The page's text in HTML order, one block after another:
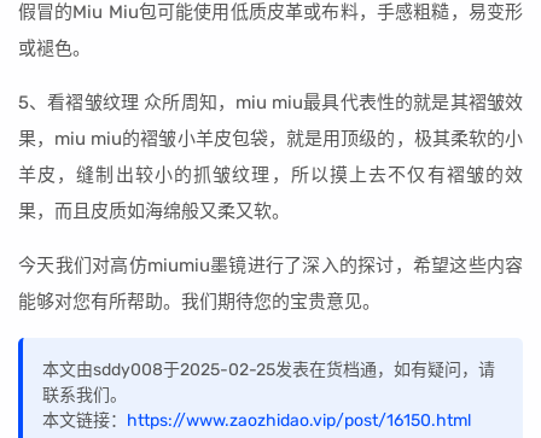
假冒的Miu Miu包可能使用低质皮革或布料，手感粗糙，易变形
或褪色。
5、看褶皱纹理 众所周知，miu miu最具代表性的就是其褶皱效
果，miu miu的褶皱小羊皮包袋，就是用顶级的，极其柔软的小
羊皮，缝制出较小的抓皱纹理，所以摸上去不仅有褶皱的效
果，而且皮质如海绵般又柔又软。
今天我们对高仿miumiu墨镜进行了深入的探讨，希望这些内容
能够对您有所帮助。我们期待您的宝贵意见。
本文由sddy008于2025-02-25发表在货档通，如有疑问，请
联系我们。
本文链接： https://www.zaozhidao.vip/post/16150.html